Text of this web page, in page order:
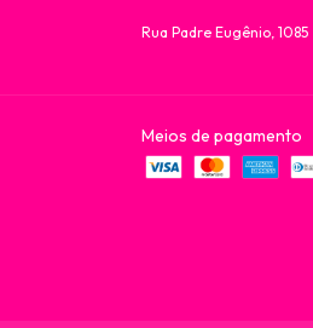
Rua Padre Eugênio, 1085
Meios de pagamento